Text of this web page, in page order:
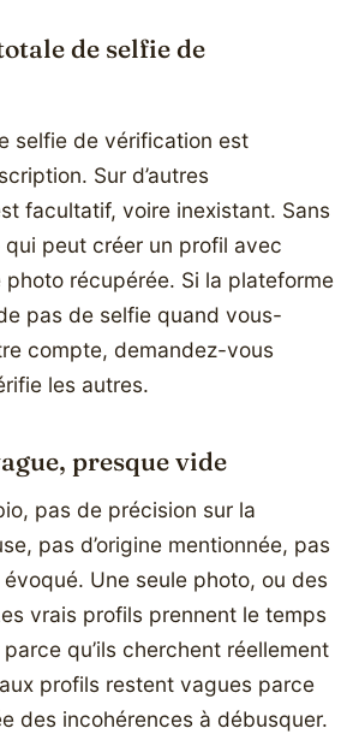
de selfie de
selfie de vérification est
Sur d’autres
facultatif, voire inexistant. Sans
qui peut créer un profil avec
photo récupérée. Si la plateforme
pas de selfie quand vous-
compte, demandez-vous
les autres.
presque vide
pas de précision sur la
pas d’origine mentionnée, pas
Une seule photo, ou des
vrais profils prennent le temps
qu’ils cherchent réellement
profils restent vagues parce
des incohérences à débusquer.